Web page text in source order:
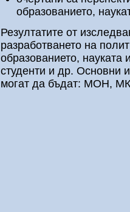
образованието,
Резултатите от
разработването на
образованието, науката
студенти и др. Основни
могат да бъдат: МОН,